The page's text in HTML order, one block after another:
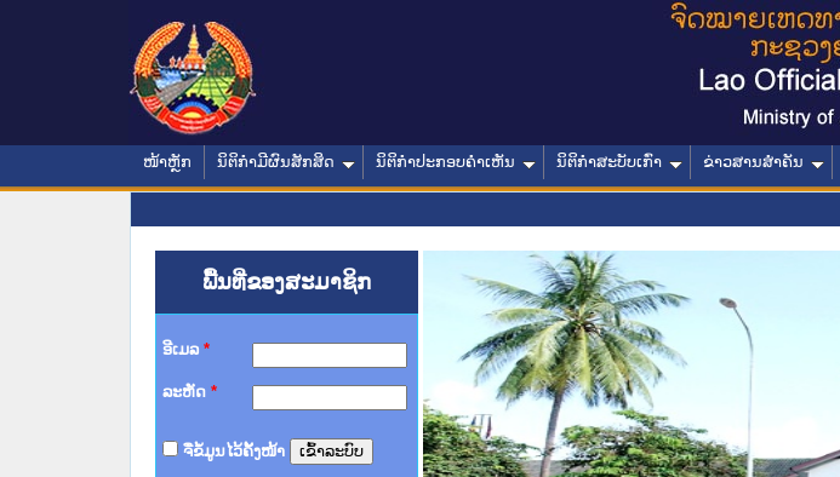
ໜ້າຫຼັກ ນິຕິກໍາມີຜົນສັກສິດ ນິຕິກໍາປະກອບຄໍາເຫັນ ນິຕິກໍາສະບັບເກົ່າ ຂ່າວສານສໍາຄັນ
ພື້ນທີ່ຂອງສະມາຊິກ
ອີເມລ *
ລະຫັດ *
ຈື່ຂໍ້ມູນໄວ້ຄັ້ງໜ້າ